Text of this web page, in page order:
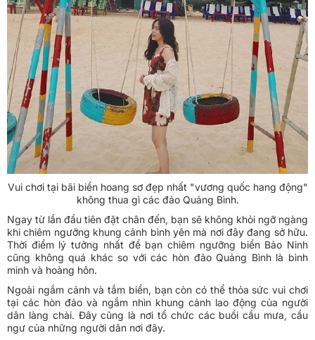
Vui chơi tại bãi biển hoang sơ đẹp nhất "vương quốc hang động"
không thua gì các đảo Quảng Bình.
Ngay từ lần đầu tiên đặt chân đến, bạn sẽ không khỏi ngỡ ngàng
khi chiêm ngưỡng khung cảnh bình yên mà nơi đây đang sở hữu.
Thời điểm lý tưởng nhất để bạn chiêm ngưỡng biển Bảo Ninh
cũng không quá khác so với các hòn đảo Quảng Bình là bình
minh và hoàng hôn.
Ngoài ngắm cảnh và tắm biển, bạn còn có thể thỏa sức vui chơi
tại các hòn đảo và ngắm nhìn khung cảnh lao động của người
dân làng chài. Đây cũng là nơi tổ chức các buổi cầu mưa, cầu
ngư của những người dân nơi đây.